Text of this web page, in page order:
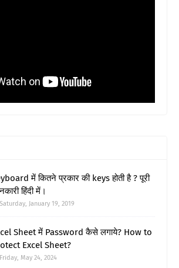
में कितने प्रकार की keys होती है ? पूरी
हिंदी में।
Saturday, January 19, 2019
Sheet में Password कैसे लगाये? How to
Excel Sheet?
Friday, May 24, 2024